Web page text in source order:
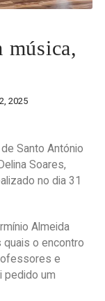
música,
2025
Santo António
Soares,
no dia 31
Almeida
o encontro
e
pedido um